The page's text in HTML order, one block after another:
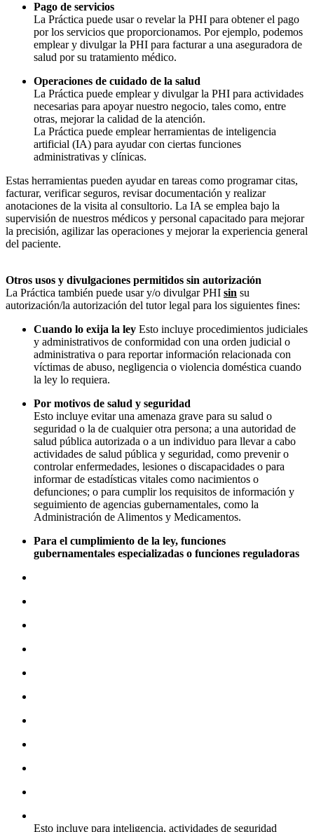
Pago de servicios
La Práctica puede usar o revelar la PHI para obtener el pago
por los servicios que proporcionamos. Por ejemplo, podemos
emplear y divulgar la PHI para facturar a una aseguradora de
salud por su tratamiento médico.
Operaciones de cuidado de la salud
La Práctica puede emplear y divulgar la PHI para actividades
necesarias para apoyar nuestro negocio, tales como, entre
otras, mejorar la calidad de la atención.
La Práctica puede emplear herramientas de inteligencia
artificial (IA) para ayudar con ciertas funciones
administrativas y clínicas.
Estas herramientas pueden ayudar en tareas como programar citas,
facturar, verificar seguros, revisar documentación y realizar
anotaciones de la visita al consultorio. La IA se emplea bajo la
supervisión de nuestros médicos y personal capacitado para mejorar
la precisión, agilizar las operaciones y mejorar la experiencia general
del paciente.
Otros usos y divulgaciones permitidos sin autorización
La Práctica también puede usar y/o divulgar PHI sin su
autorización/la autorización del tutor legal para los siguientes fines:
Cuando lo exija la ley Esto incluye procedimientos judiciales
y administrativos de conformidad con una orden judicial o
administrativa o para reportar información relacionada con
víctimas de abuso, negligencia o violencia doméstica cuando
la ley lo requiera.
Por motivos de salud y seguridad
Esto incluye evitar una amenaza grave para su salud o
seguridad o la de cualquier otra persona; a una autoridad de
salud pública autorizada o a un individuo para llevar a cabo
actividades de salud pública y seguridad, como prevenir o
controlar enfermedades, lesiones o discapacidades o para
informar de estadísticas vitales como nacimientos o
defunciones; o para cumplir los requisitos de información y
seguimiento de agencias gubernamentales, como la
Administración de Alimentos y Medicamentos.
Para el cumplimiento de la ley, funciones
gubernamentales especializadas o funciones reguladoras
Esto incluye para inteligencia, actividades de seguridad